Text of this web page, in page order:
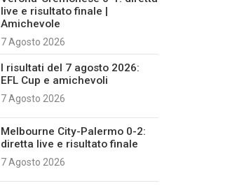
live e risultato finale |
Amichevole
7 Agosto 2026
I risultati del 7 agosto 2026:
EFL Cup e amichevoli
7 Agosto 2026
Melbourne City-Palermo 0-2:
diretta live e risultato finale
7 Agosto 2026